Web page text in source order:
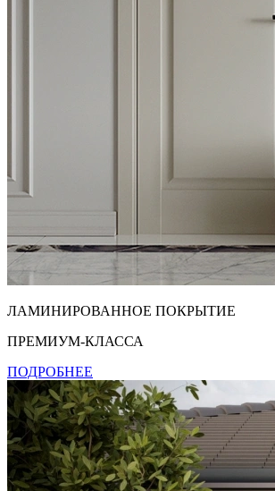
ЛАМИНИРОВАННОЕ ПОКРЫТИЕ
ПРЕМИУМ-КЛАССА
ПОДРОБНЕЕ